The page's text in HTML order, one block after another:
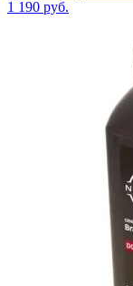
1 190 руб.